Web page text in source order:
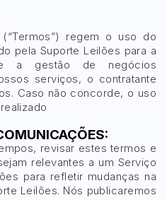
Comitente
até R$
Pesquisar
regem o uso do
pela Suporte Leilões para a
a gestão de negócios
serviços, o contratante
Caso não concorde, o uso
revisar estes termos e
relevantes a um Serviço
para refletir mudanças na
Leilões. Nós publicaremos